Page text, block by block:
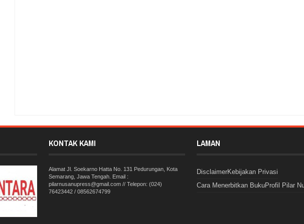
KONTAK KAMI
Alamat Jl. Soekarno Hatta No. 131 Pedurungan, Kota
Semarang, Jawa Tengah. Email :
pilarnusanupress@gmail.com // Telepon: (024)
76423442 / 08562674799
LAMAN
DisclaimerKebijakan Privasi
Cara Menerbitkan BukuProfil Pilar